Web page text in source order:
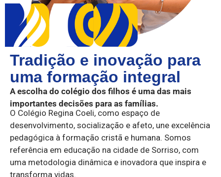
Tradição e inovação para
uma formação integral
A escolha do colégio dos filhos é uma das mais
importantes decisões para as famílias.
O Colégio Regina Coeli, como espaço de
desenvolvimento, socialização e afeto, une excelência
pedagógica à formação cristã e humana. Somos
referência em educação na cidade de Sorriso, com
uma metodologia dinâmica e inovadora que inspira e
transforma vidas.